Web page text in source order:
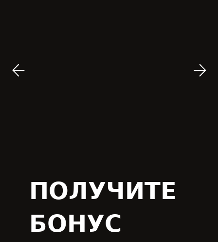
ПОЛУЧИТЕ
БОНУС